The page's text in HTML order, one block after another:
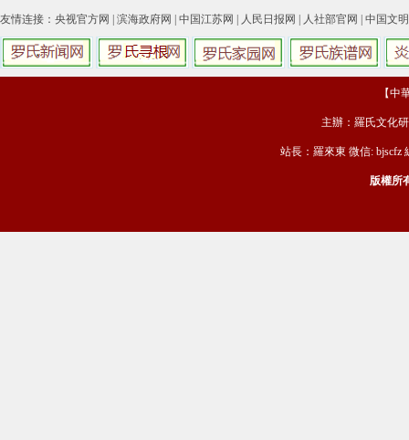
友情连接： 央视官方网 滨海政府网 中国江苏网 人民日报网 人社部官网 中国文
【中
主辦：羅氏文化
站長：羅來東 微信: bjscfz
版權所